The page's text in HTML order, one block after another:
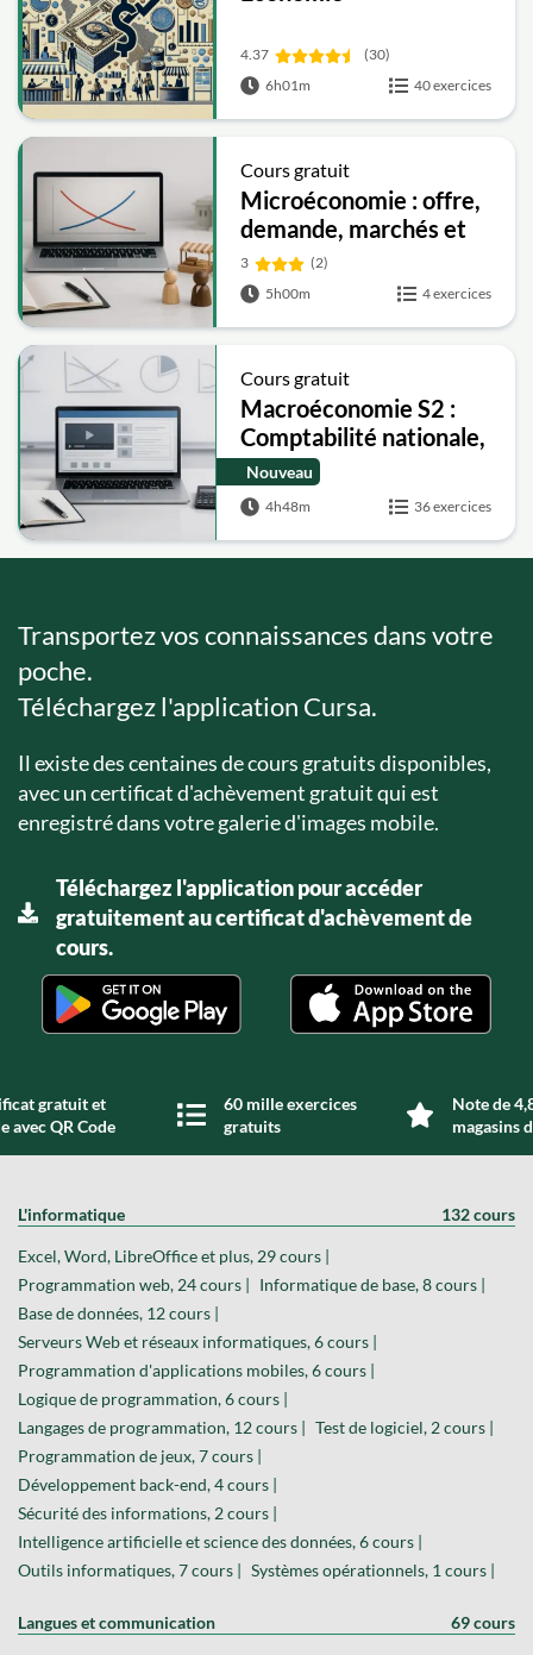
4.37
(30)
6h01m
40 exercices
Cours gratuit
Microéconomie : offre,
demande, marchés et
interventions de l’État
3
(2)
5h00m
4 exercices
Cours gratuit
Macroéconomie S2 :
Comptabilité nationale,
inflation, chômage,
modèle keynésien et
IS-LM
Nouveau
4h48m 36 exercices
Transportez vos connaissances dans votre
poche.
Téléchargez l'application Cursa.
Il existe des centaines de cours gratuits disponibles,
avec un certificat d'achèvement gratuit qui est
enregistré dans votre galerie d'images mobile.
Téléchargez l'application pour accéder
gratuitement au certificat d'achèvement de
cours.
gratuit et
avec QR Code
60 mille exercices
gratuits
Note de
magasins
L'informatique 132 cours
Excel, Word, LibreOffice et plus, 29 cours |
Programmation web, 24 cours | Informatique de base, 8 cours |
Base de données, 12 cours |
Serveurs Web et réseaux informatiques, 6 cours |
Programmation d'applications mobiles, 6 cours |
Logique de programmation, 6 cours |
Langages de programmation, 12 cours | Test de logiciel, 2 cours |
Programmation de jeux, 7 cours |
Développement back-end, 4 cours |
Sécurité des informations, 2 cours |
Intelligence artificielle et science des données, 6 cours |
Outils informatiques, 7 cours | Systèmes opérationnels, 1 cours |
Langues et communication 69 cours